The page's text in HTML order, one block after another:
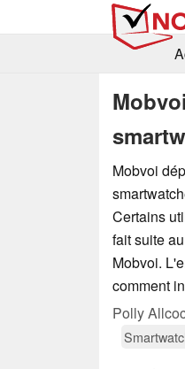
Mobvoi
Certains
fait suite
Mobvoi.
comment
Polly